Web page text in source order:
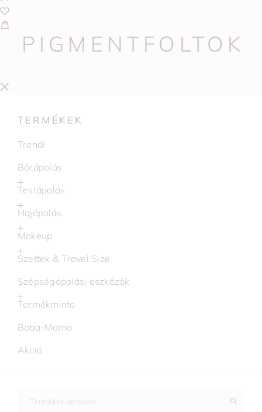
PIGMENTFOLTOK
TERMÉKEK
Trendi
Bőrápolás
Testápolás
Hajápolás
Makeup
Szettek & Travel Size
Szépségápolási eszközök
Termékminta
Baba-Mama
Akció